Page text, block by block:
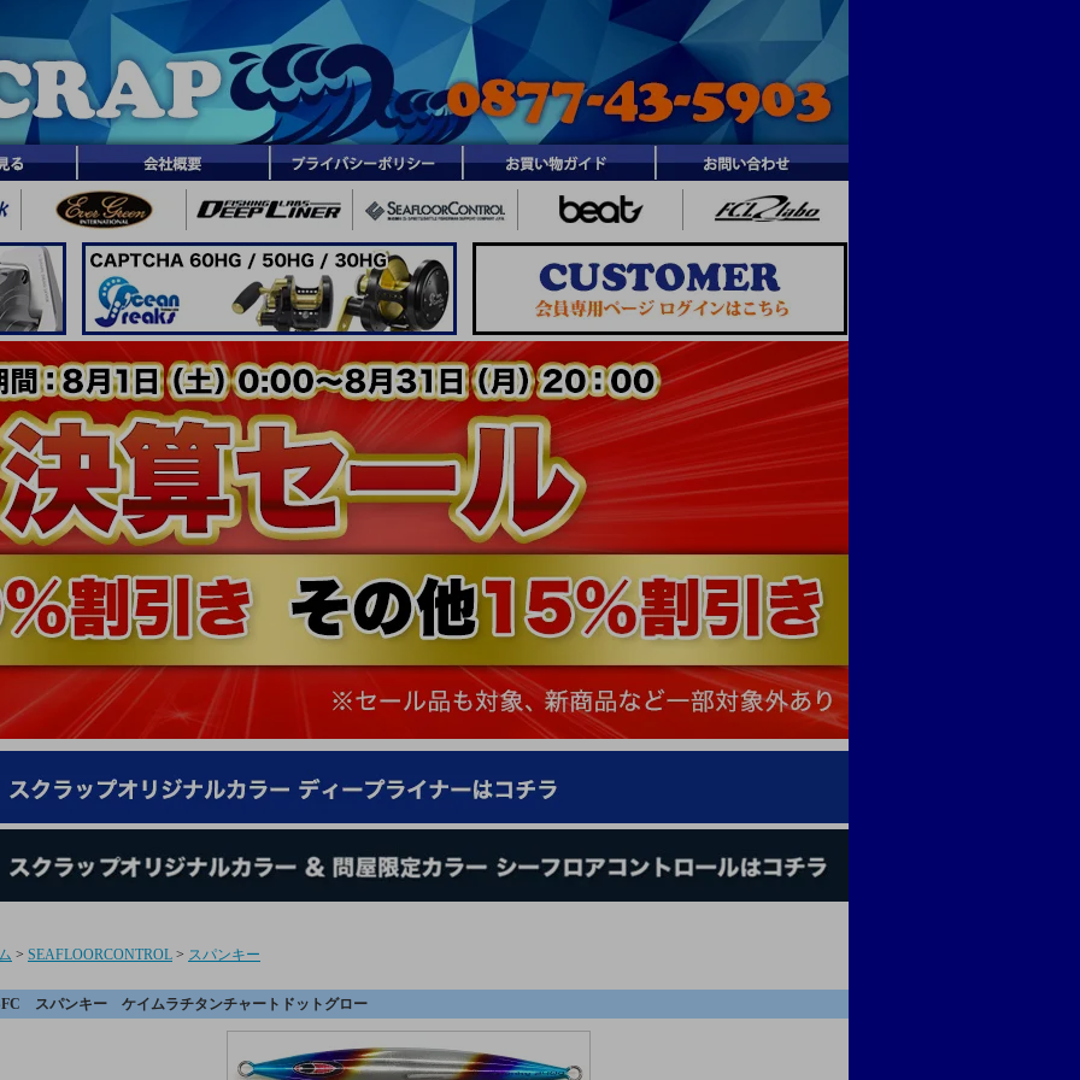
> SEAFLOORCONTROL > スパンキー
スパンキー ケイムラチタンチャートドットグロー